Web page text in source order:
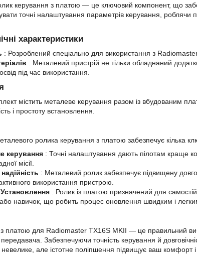
керування з платою — це ключовий компонент, що
точні налаштування параметрів керування, роблячи
характеристики
: Розроблений спеціально для використання з
: Металевий пристрій не тільки обладнаний
під час використання.
містить металеве керування разом із вбудованим
і простоту встановлення.
ролика керування з платою забезпечує кілька
керування : Точні налаштування дають пілотам краще
місії.
: Металевий ролик забезпечує підвищену
використання пристрою.
: Ролик із платою призначений для
або навичок, що робить процес оновлення швидким і
платою для Radiomaster TX16S MKII — це правильний
передавача. Забезпечуючи точність керування й
але істотне поліпшення підвищує ваш комфорт